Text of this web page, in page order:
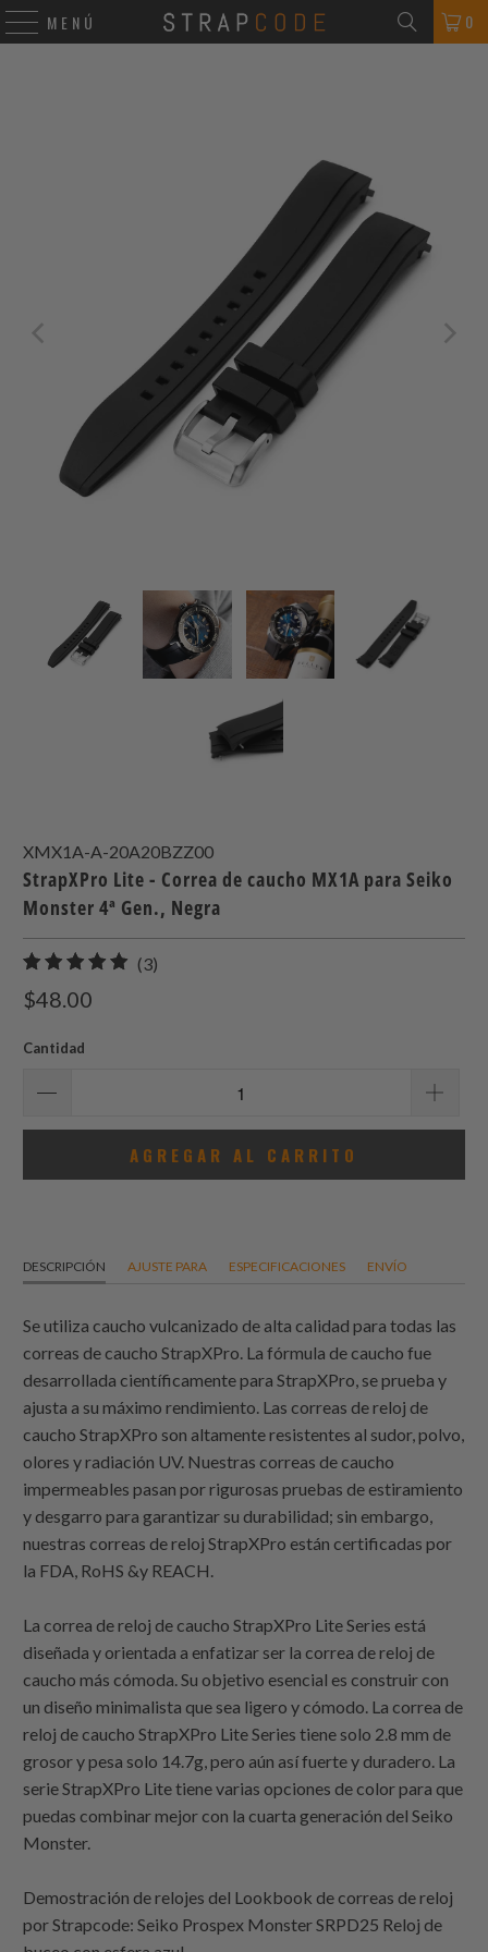
MENÚ 0
XMX1A-A-20A20BZZ00
StrapXPro Lite - Correa de caucho MX1A para Seiko
Monster 4ª Gen., Negra
(3)
$48.00
Cantidad
AGREGAR AL CARRITO
DESCRIPCIÓN AJUSTE PARA ESPECIFICACIONES ENVÍO
Se utiliza caucho vulcanizado de alta calidad para todas las
correas de caucho StrapXPro. La fórmula de caucho fue
desarrollada científicamente para StrapXPro, se prueba y
ajusta a su máximo rendimiento. Las correas de reloj de
caucho StrapXPro son altamente resistentes al sudor, polvo,
olores y radiación UV. Nuestras correas de caucho
impermeables pasan por rigurosas pruebas de estiramiento
y desgarro para garantizar su durabilidad; sin embargo,
nuestras correas de reloj StrapXPro están certificadas por
la FDA, RoHS &y REACH.
La correa de reloj de caucho StrapXPro Lite Series está
diseñada y orientada a enfatizar ser la correa de reloj de
caucho más cómoda. Su objetivo esencial es construir con
un diseño minimalista que sea ligero y cómodo. La correa de
reloj de caucho StrapXPro Lite Series tiene solo 2.8 mm de
grosor y pesa solo 14.7g, pero aún así fuerte y duradero. La
serie StrapXPro Lite tiene varias opciones de color para que
puedas combinar mejor con la cuarta generación del Seiko
Monster.
Demostración de relojes del Lookbook de correas de reloj
porStrapcode: Seiko Prospex Monster SRPD25 Reloj de